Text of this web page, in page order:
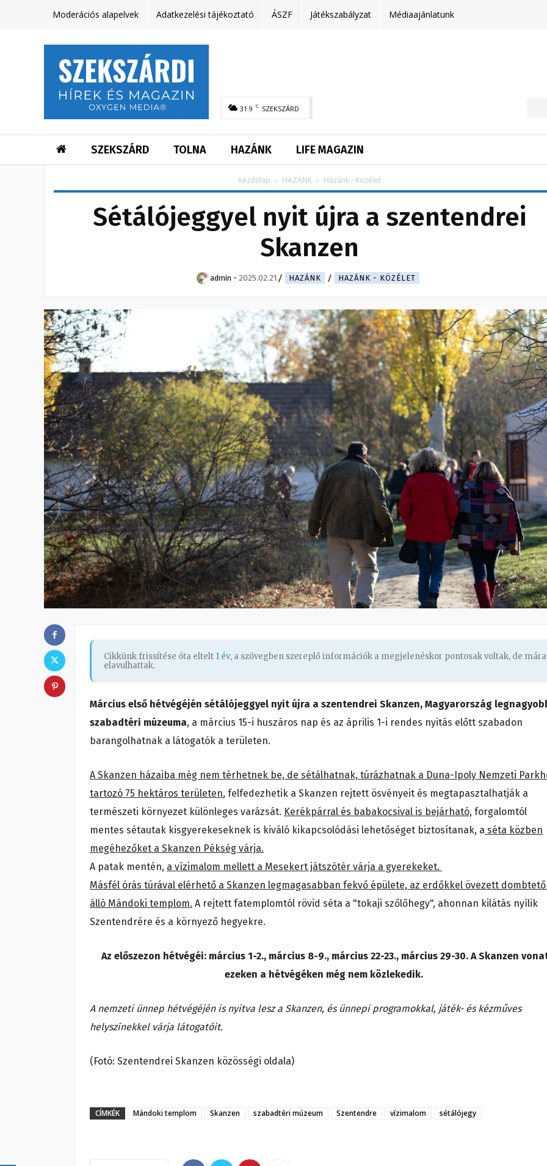
Moderációs alapelvek Adatkezelési tájékoztató ÁSZF Játékszabályzat Médiaajánlatunk
31.9 C SZEKSZÁRD
SZEKSZÁRD TOLNA HAZÁNK LIFE MAGAZIN
Kezdőlap HAZÁNK Hazánk - Közélet
Sétálójeggyel nyit újra a szentendrei
Skanzen
admin - 2025.02.21. HAZÁNK HAZÁNK - KÖZÉLET
Cikkünk frissítése óta eltelt 1 év, a szövegben szereplő információk a megjelenéskor pontosak voltak, de mára
elavulhattak.
Március első hétvégéjén sétálójeggyel nyit újra a szentendrei Skanzen, Magyarország
szabadtéri múzeuma, a március 15-i huszáros nap és az április 1-i rendes nyitás előtt szabadon
barangolhatnak a látogatók a területen.
A Skanzen házaiba még nem térhetnek be, de sétálhatnak, túrázhatnak a Duna-Ipoly Nemzeti
tartozó 75 hektáros területen, felfedezhetik a Skanzen rejtett ösvényeit és megtapasztalhatják a
természeti környezet különleges varázsát. Kerékpárral és babakocsival is bejárható, forgalomtól
mentes sétautak kisgyerekeseknek is kiváló kikapcsolódási lehetőséget biztosítanak, a séta közben
megéhezőket a Skanzen Pékség várja.
A patak mentén, a vízimalom mellett a Mesekert játszótér várja a gyerekeket.
Másfél órás túrával elérhető a Skanzen legmagasabban fekvő épülete, az erdőkkel övezett
álló Mándoki templom. A rejtett fatemplomtól rövid séta a "tokaji szőlőhegy", ahonnan kilátás nyílik
Szentendrére és a környező hegyekre.
Az előszezon hétvégéi: március 1-2., március 8-9., március 22-23., március 29-30. A Skanzen
ezeken a hétvégéken még nem közlekedik.
A nemzeti ünnep hétvégéjén is nyitva lesz a Skanzen, és ünnepi programokkal, játék- és kézműves
helyszínekkel várja látogatóit.
(Fotó: Szentendrei Skanzen közösségi oldala)
CÍMKÉK Mándoki templom Skanzen szabadtéri múzeum Szentendre vízimalom sétálójegy